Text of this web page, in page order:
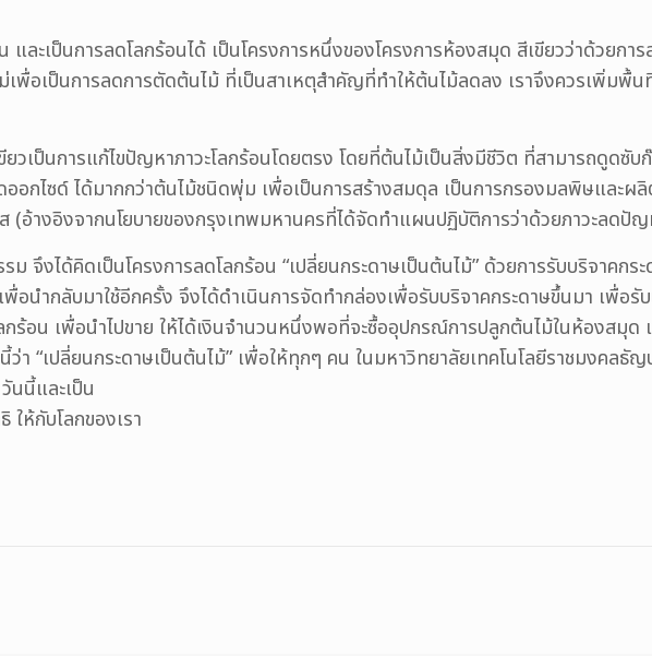
ละเป็นการลดโลกร้อนได้ เป็นโครงการหนึ่งของโครงการห้องสมุด สีเขียวว่าด้วยกา
ม่เพื่อเป็นการลดการตัดต้นไม้ ที่เป็นสาเหตุสำคัญที่ทำให้ต้นไม้ลดลง เราจึงควรเพิ่มพื้
วเป็นการแก้ไขปัญหาภาวะโลกร้อนโดยตรง โดยที่ต้นไม้เป็นสิ่งมีชีวิต ที่สามารถดูดซั
ออกไซด์ ได้มากกว่าต้นไม้ชนิดพุ่ม เพื่อเป็นการสร้างสมดุล เป็นการกรองมลพิษแล
(อ้างอิงจากนโยบายของกรุงเทพมหานครที่ได้จัดทำแผนปฏิบัติการว่าด้วยภาวะลดปั
จึงได้คิดเป็นโครงการลดโลกร้อน “เปลี่ยนกระดาษเป็นต้นไม้” ด้วยการรับบริจาคกร
พื่อนำกลับมาใช้อีกครั้ง จึงได้ดำเนินการจัดทำกล่องเพื่อรับบริจาคกระดาษขึ้นมา เพื่อรั
ร้อน เพื่อนำไปขาย ให้ได้เงินจำนวนหนึ่งพอที่จะซื้ออุปกรณ์การปลูกต้นไม้ในห้องสมุ
า “เปลี่ยนกระดาษเป็นต้นไม้” เพื่อให้ทุกๆ คน ในมหาวิทยาลัยเทคโนโลยีราชมงคล
นนี้และเป็น
ห้กับโลกของเรา